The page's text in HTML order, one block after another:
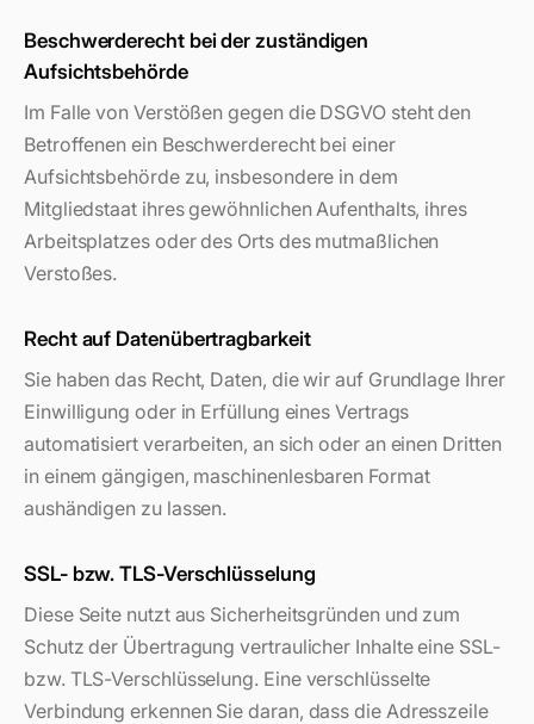
Beschwerderecht bei der zuständigen
Aufsichtsbehörde
Im Falle von Verstößen gegen die DSGVO steht den
Betroffenen ein Beschwerderecht bei einer
Aufsichtsbehörde zu, insbesondere in dem
Mitgliedstaat ihres gewöhnlichen Aufenthalts, ihres
Arbeitsplatzes oder des Orts des mutmaßlichen
Verstoßes.
Recht auf Datenübertragbarkeit
Sie haben das Recht, Daten, die wir auf Grundlage Ihrer
Einwilligung oder in Erfüllung eines Vertrags
automatisiert verarbeiten, an sich oder an einen Dritten
in einem gängigen, maschinenlesbaren Format
aushändigen zu lassen.
SSL- bzw. TLS-Verschlüsselung
Diese Seite nutzt aus Sicherheitsgründen und zum
Schutz der Übertragung vertraulicher Inhalte eine SSL-
bzw. TLS-Verschlüsselung. Eine verschlüsselte
Verbindung erkennen Sie daran, dass die Adresszeile